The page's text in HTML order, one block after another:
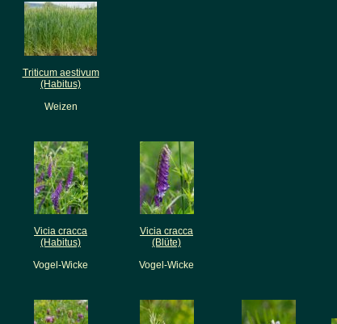
Triticum aestivum
(Habitus)
Weizen
Vicia cracca
(Habitus)
Vogel-Wicke
Vicia cracca
(Blüte)
Vogel-Wicke